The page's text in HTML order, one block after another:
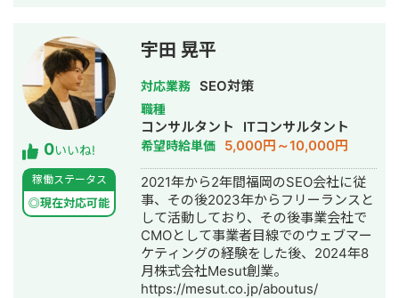
1.5〜2倍に改善するなど多数。 #SEO
・インターン先にて自社サイトのSEO
対策を1人で担当し、月間アクセス数を
約7倍(3,000→約22,000)、月間問い合
わせ件数を1件から4〜5件まで成長。
・人材系SEOメディアにてKW「商標名
+評判」で1位、「転職エージェント お
すすめ」で10位以内を獲得。
#YouTube ・法人向けYouTubeチャン
ネル運営に立ち上げ時から携わり、チ
ャンネル登録者数4,000人、月間商談獲
得10〜15件達成。 →企画、台本作成、
撮影、編集、分析全て担当。 ■ 主な経
験業界 ・買取サービス ・不用品回収
・人材紹介：toC/toBいずれも経験あり
ムコーポレーション（ユーペイント）
様 ご依頼内容：Web集客を依頼したい
→サイト制作、SEO対策、リスティン
グ広告運用を実施 ◎商工会・業界メデ
ィア支援例 「東村山市商工会」様 「外
壁塗装の窓口」様 ほか多数 ◎難関キー
ワードで上位表示 ・「屋根」で1位 ・
「ガルバリウム 鋼板」で1位 ・「塗り
壁」で1位 ・「外壁塗装」で3位 ・「埼
玉 リフォーム」「千葉県 外壁塗装」
「つくば市 外壁塗装」など地域キーワ
ードでも1位を多数獲得 【自己紹介】
・高校卒業後、札幌市で老舗の施工会
社に就職。職人として活動する ・
RIZAPの子会社に転職し、10年勤務。
0いいね!
稼働ステータス
◎現在対応可能
宇田 晃平
対応業務 SEO対策
職種
コンサルタント ITコンサルタント
希望時給単価 5,000円～10,000円
2021年から2年間福岡のSEO会社に従
事、その後2023年からフリーランスと
して活動しており、その後事業会社で
CMOとして事業者目線でのウェブマー
ケティングの経験をした後、2024年8
月株式会社Mesut創業。
https://mesut.co.jp/aboutus/